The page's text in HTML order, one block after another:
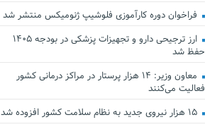
فراخوان دوره کارآموزی فلوشیپ ژنومیکس منتشر شد
ارز ترجیحی دارو و تجهیزات پزشکی در بودجه ۱۴۰۵
حفظ شد
معاون وزیر: ۱۴ هزار پرستار در مراکز درمانی کشور
فعالیت می‌کنند
۱۵ هزار نیروی جدید به نظام سلامت کشور افزوده شد